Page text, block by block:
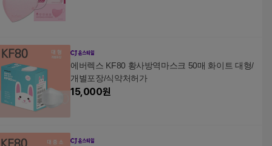
에버렉스 KF80 황사방역마스크 50매 화이트 대형/
개별포장/식약처허가
15,000원